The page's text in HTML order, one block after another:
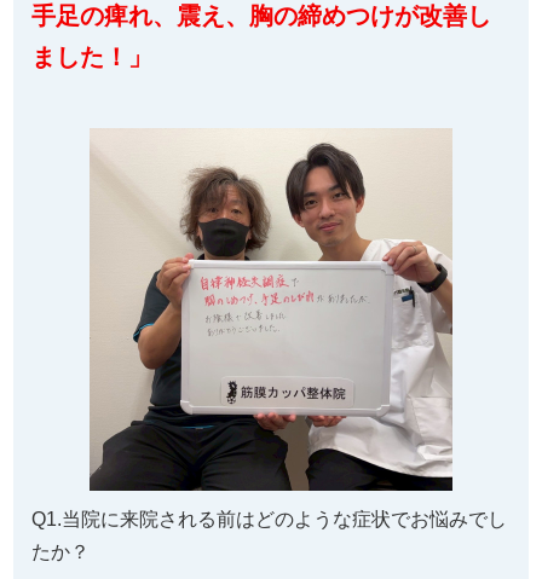
手足の痺れ、震え、胸の締めつけが改善し
ました！」
Q1.当院に来院される前はどのような症状でお悩みでし
たか？